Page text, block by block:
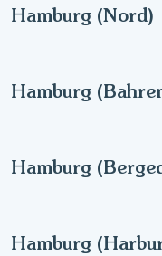
Hamburg (Nord)
Hamburg
Hamburg
Hamburg